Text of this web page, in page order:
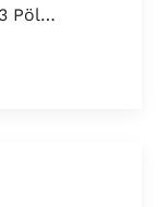
Pöl…